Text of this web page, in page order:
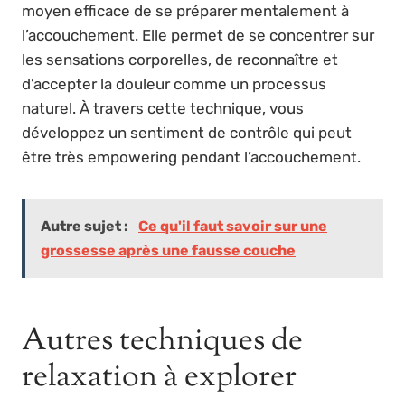
moyen efficace de se préparer mentalement à
l’accouchement. Elle permet de se concentrer sur
les sensations corporelles, de reconnaître et
d’accepter la douleur comme un processus
naturel. À travers cette technique, vous
développez un sentiment de contrôle qui peut
être très empowering pendant l’accouchement.
Autre sujet :
Ce qu'il faut savoir sur une
grossesse après une fausse couche
Autres techniques de
relaxation à explorer